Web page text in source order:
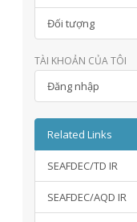
Đối tượng
TÀI KHOẢN CỦA TÔI
Đăng nhập
Related Links
SEAFDEC/TD IR
SEAFDEC/AQD IR